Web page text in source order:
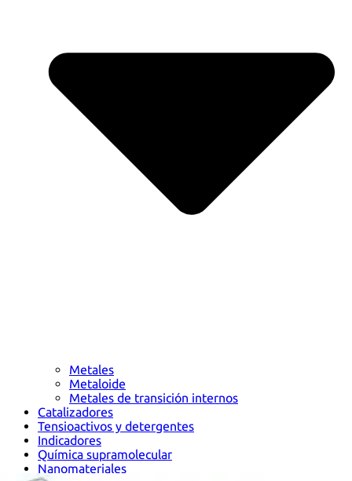
Metales
Metaloide
Metales de transición internos
Catalizadores
Tensioactivos y detergentes
Indicadores
Química supramolecular
Nanomateriales